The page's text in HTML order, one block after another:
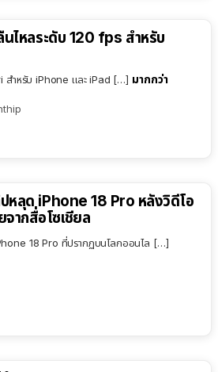
ไหลระดับ 120 fps สำหรับ
สำหรับ iPhone และ iPad […] มากกว่า
หลุด iPhone 18 Pro หลังวิดีโอ
ากสื่อโซเชียล
18 Pro ที่ปรากฏบนโลกออนไล […]